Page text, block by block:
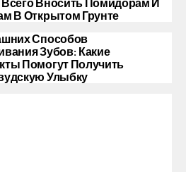
В Открытом Грунте
Способов
Зубов: Какие
Помогут Получить
Улыбку